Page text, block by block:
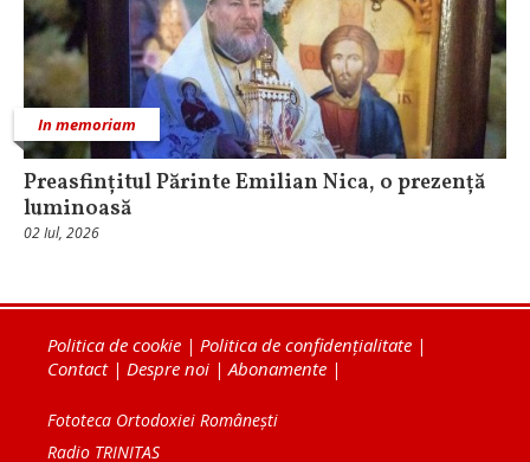
In memoriam
Preasfințitul Părinte Emilian Nica, o prezență
luminoasă
02 Iul, 2026
Politica de cookie | Politica de confidențialitate |
Contact| Despre noi |Abonamente |
Fototeca Ortodoxiei Românești
Radio TRINITAS